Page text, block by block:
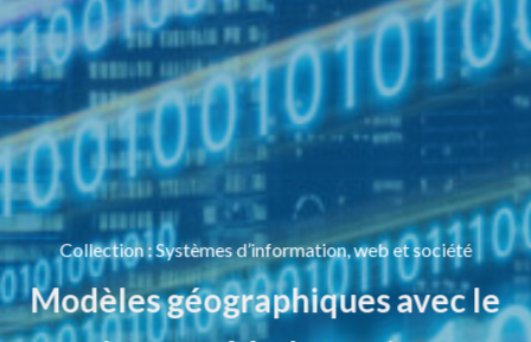
Collection:Systèmes d’information, web et société
Modèles géographiques avec le